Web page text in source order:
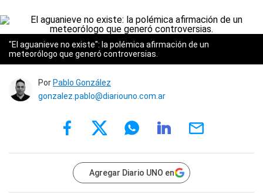
"El aguanieve no existe": la polémica afirmación de un
meteorólogo que generó controversias.
Por Pablo González
gonzalez.pablo@diariouno.com.ar
Agregar Diario UNO en